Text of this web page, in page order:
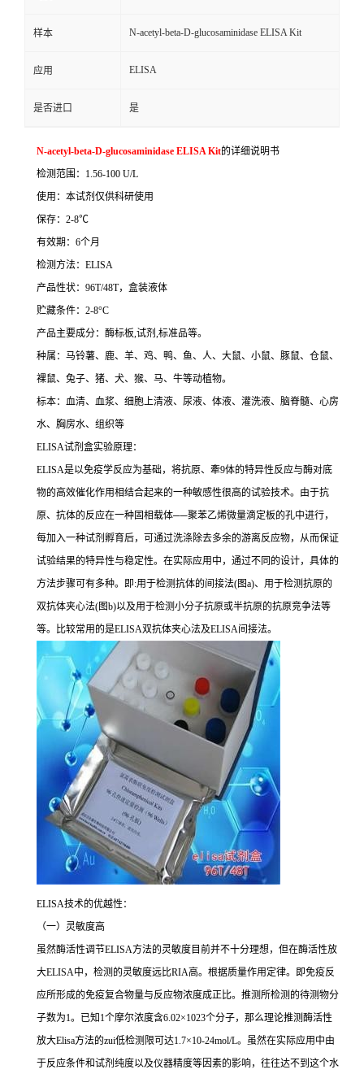
样本 N-acetyl-beta-D-glucosaminidase ELISA Kit
应用 ELISA
是否进口 是
N-acetyl-beta-D-glucosaminidase ELISA Kit的详细说明书
检测范围： 1.56-100 U/L
使用：本试剂仅供科研使用
保存： 2-8℃
有效期： 6个月
检测方法： ELISA
产品性状： 96T/48T，盒装液体
贮藏条件： 2-8°C
产品主要成分：酶标板,试剂 ,标准品等。
种属：马铃薯、鹿、羊、鸡、鸭、鱼、人、大鼠、小鼠、豚鼠、仓鼠、
裸鼠、兔子、猪、犬、猴、马、牛等动植物。
标本：血清、血浆、细胞上清液、尿液、体液、灌洗液、脑脊髓、心房
水、胸房水、组织等
ELISA试剂盒实验原理：
ELISA是以免疫学反应为基础，将抗原、牽9体的特异性反应与酶对底
物的高效催化作用相结合起来的一种敏感性很高的试验技术。由于抗
原、抗体的反应在一种固相载体──聚苯乙烯微量滴定板的孔中进行，
每加入一种试剂孵育后，可通过洗涤除去多余的游离反应物，从而保证
试验结果的特异性与稳定性。在实际应用中，通过不同的设计，具体的
方法步骤可有多种。即:用于检测抗体的间接法(图a)、用于检测抗原的
双抗体夹心法(图b)以及用于检测小分子抗原或半抗原的抗原竞争法等
等。比较常用的是ELISA双抗体夹心法及ELISA间接法。
ELISA技术的优越性：
（一）灵敏度高
虽然酶活性调节ELISA方法的灵敏度目前并不十分理想，但在酶活性放
大ELISA中，检测的灵敏度远比RIA高。根据质量作用定律。即免疫反
应所形成的免疫复合物量与反应物浓度成正比。推测所检测的待测物分
子数为1。已知 1个摩尔浓度含6.02×1023个分子，那么理论推测酶活性
放大Elisa方法的zui低检测限可达1.7×10-24mol/L。虽然在实际应用中由
于反应条件和试剂纯度以及仪器精度等因素的影响，往往达不到这个水